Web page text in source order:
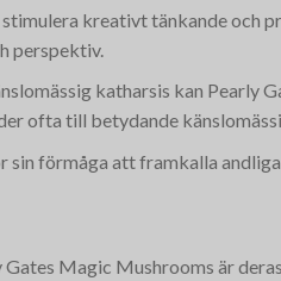
stimulera kreativt tänkande och
perspektiv.
katharsis kan Pearly
ofta till betydande
sin förmåga att framkalla
Magic Mushrooms är